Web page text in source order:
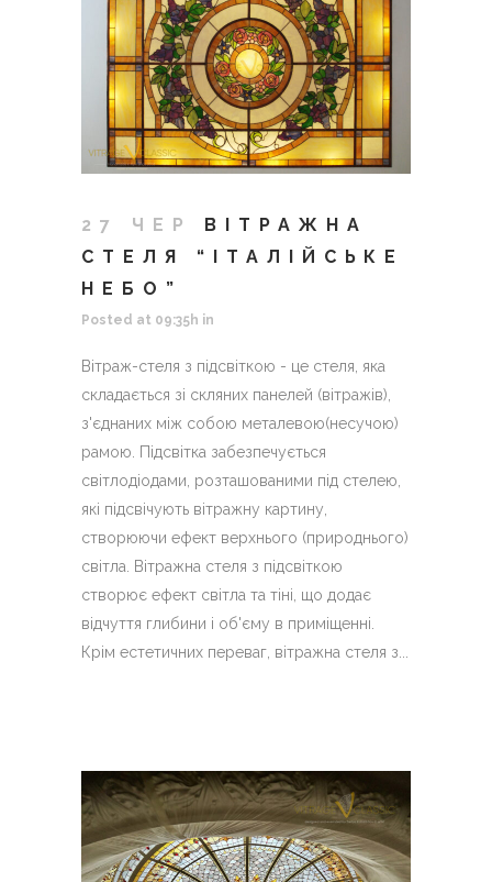
27 ЧЕР
ВІТРАЖНА
СТЕЛЯ “ІТАЛІЙСЬКЕ
НЕБО”
Posted at 09:35h in
Вітраж-стеля з підсвіткою - це стеля, яка
складається зі скляних панелей (вітражів),
з'єднаних між собою металевою(несучою)
рамою. Підсвітка забезпечується
світлодіодами, розташованими під стелею,
які підсвічують вітражну картину,
створюючи ефект верхнього (природнього)
світла. Вітражна стеля з підсвіткою
створює ефект світла та тіні, що додає
відчуття глибини і об'єму в приміщенні.
Крім естетичних переваг, вітражна стеля з...